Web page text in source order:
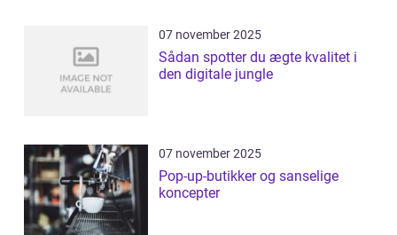
07 november 2025
Sådan spotter du ægte kvalitet i
den digitale jungle
07 november 2025
Pop-up-butikker og sanselige
koncepter